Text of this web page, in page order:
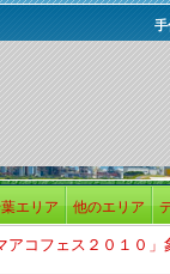
手
エリア 他のエリア
アコフェス２０１０